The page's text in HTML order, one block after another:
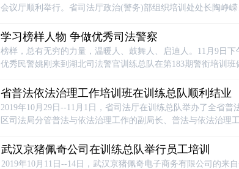
会议厅顺利举行。省司法厅政治(警务)部组织培训处处长陶峥
学习榜样人物 争做优秀司法警察
榜样，总有无穷的力量，温暖人、鼓舞人、启迪人。11月9日
优秀民警姚刚来到湖北司法警官训练总队在第183期警衔培训
省普法依法治理工作培训班在训练总队顺利结业
2019年10月29日--11月1日，省司法厅在训练总队举办了全省
区司法局分管普法与依法治理工作的副局长、普法与依法治
武汉京猪佩奇公司在训练总队举行员工培训
2019年10月11日--14日，武汉京猪佩奇电子商务有限公司的来